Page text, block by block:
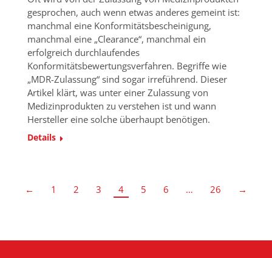
gesprochen, auch wenn etwas anderes gemeint ist:
manchmal eine Konformitätsbescheinigung,
manchmal eine „Clearance“, manchmal ein
erfolgreich durchlaufendes
Konformitätsbewertungsverfahren. Begriffe wie
„MDR-Zulassung“ sind sogar irreführend. Dieser
Artikel klärt, was unter einer Zulassung von
Medizinprodukten zu verstehen ist und wann
Hersteller eine solche überhaupt benötigen.
Details
← 1 2 3 4 5 6 … 26 →